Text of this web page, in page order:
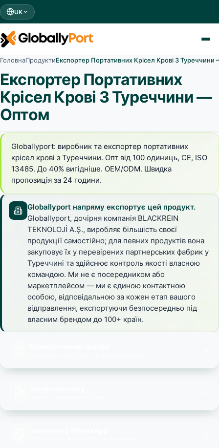
UK
ГоловнаПродуктиЕкспортер Портативних Крісел Крові З
Експортер Портативних
Крісел Крові З Туреччини —
Оптом
Globallyport: виробник та експортер портативних
крісел крові з Туреччини. Опт від 100 одиниць, CE, ISO
13485. До 40% вигідніше. OEM/ODM. Швидка
пропозиція за 24 години.
Globallyport напряму експортує цей продукт.
Globallyport, дочірня компанія BLACKREIN
TEKNOLOJİ A.Ş., виробляє більшість своєї
продукції самостійно; для певних продуктів вона
закуповує їх у перевірених партнерських фабрик у
Туреччині та здійснює контроль якості власною
командою. Ми не є посередником або
маркетплейсом — ми є єдиною контактною
особою, відповідальною за кожен етап вашого
відправлення, експортуючи безпосередньо під
власним брендом до 100+ країн.